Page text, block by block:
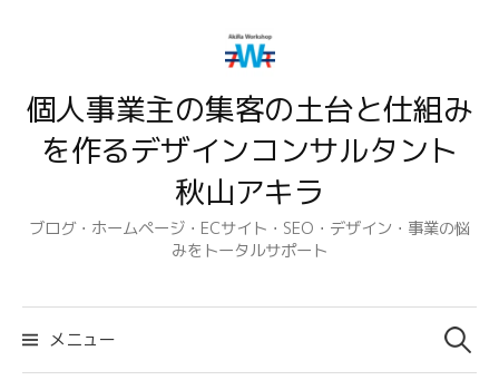
ン
キ
個人事業主の集客の土台と仕組み
を作るデザインコンサルタント
秋山アキラ
ブログ・ホームページ・ECサイト・SEO・デザイン・事業の悩
みをトータルサポート
メニュー
検
索: